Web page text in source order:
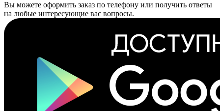
Вы можете оформить заказ по телефону или получить ответы
на любые интересующие вас вопросы.